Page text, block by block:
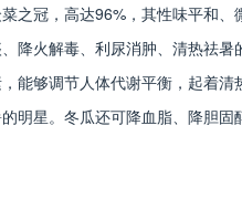
之冠，高达96%，其性味平和、
降火解毒、利尿消肿、清热祛暑
能够调节人体代谢平衡，起着清
明星。冬瓜还可降血脂、降胆固